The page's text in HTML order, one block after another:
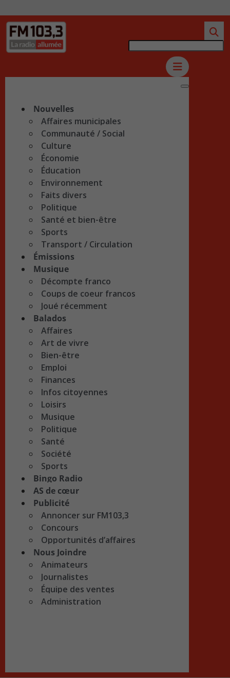
Nouvelles
Affaires municipales
Communauté / Social
Culture
Économie
Éducation
Environnement
Faits divers
Politique
Santé et bien-être
Sports
Transport / Circulation
Émissions
Musique
Décompte franco
Coups de coeur francos
Joué récemment
Balados
Affaires
Art de vivre
Bien-être
Emploi
Finances
Infos citoyennes
Loisirs
Musique
Politique
Santé
Société
Sports
Bingo Radio
AS de cœur
Publicité
Annoncer sur FM103,3
Concours
Opportunités d’affaires
Nous Joindre
Animateurs
Journalistes
Équipe des ventes
Administration